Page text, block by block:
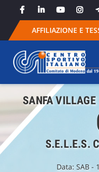
content
AFFILIAZIONE E
SANFA VILLAGE
S.E.L.E.S.
Data: SAB-